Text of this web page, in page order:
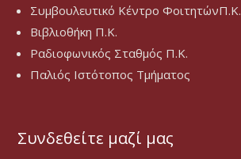
Συμβουλευτικό Κέντρο ΦοιτητώνΠ.Κ.
Βιβλιοθήκη Π.Κ.
Ραδιοφωνικός Σταθμός Π.Κ.
Παλιός Ιστότοπος Τμήματος
Συνδεθείτε μαζί μας